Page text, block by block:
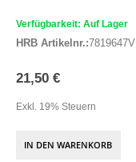
Verfügbarkeit: Auf Lager
HRB Artikelnr.:7819647VI
21,50 €
Exkl. 19% Steuern
IN DEN WARENKORB